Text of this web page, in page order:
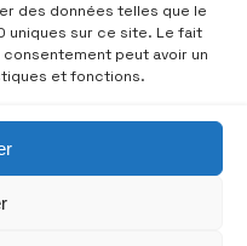
des données telles que le
uniques sur ce site. Le fait
peut avoir un
et fonctions.